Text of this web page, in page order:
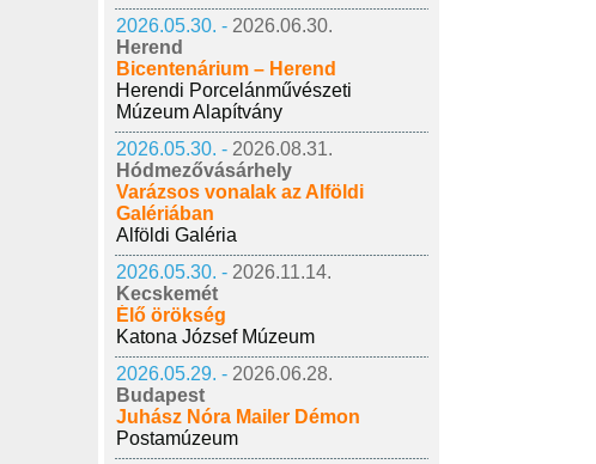
2026.05.30. - 2026.06.30.
Herend
Bicentenárium – Herend
Herendi Porcelánművészeti
Múzeum Alapítvány
2026.05.30. - 2026.08.31.
Hódmezővásárhely
Varázsos vonalak az Alföldi
Galériában
Alföldi Galéria
2026.05.30. - 2026.11.14.
Kecskemét
Élő örökség
Katona József Múzeum
2026.05.29. - 2026.06.28.
Budapest
Juhász Nóra Mailer Démon
Postamúzeum